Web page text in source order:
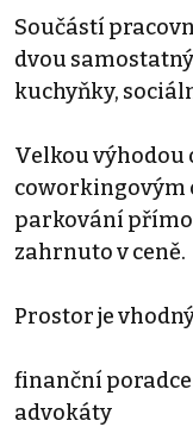
Součástí
dvou
kuchyňky,
Velkou
coworkingovým
parkování
zahrnuto v ceně.
Prostor je
finanční poradce
advokáty